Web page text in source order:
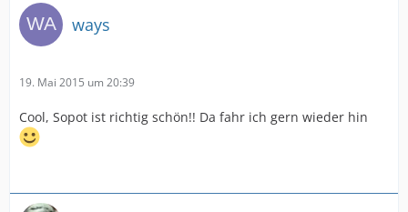
ways
19. Mai 2015 um 20:39
Cool, Sopot ist richtig schön!! Da fahr ich gern wieder hin